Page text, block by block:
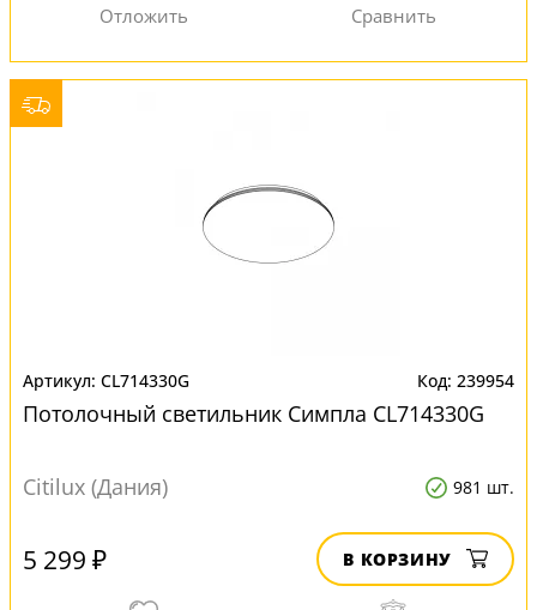
CL714330G 239954
Потолочный светильник Симпла CL714330G
Citilux (Дания) 981 шт.
5 299 ₽ В КОРЗИНУ